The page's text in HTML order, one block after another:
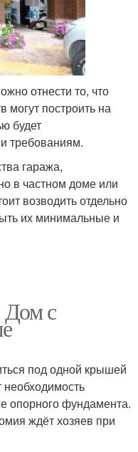
отнести то, что
могут построить на
будет
требованиям.
гаража,
в частном доме или
возводить отдельно
их минимальные и
Дом с
под одной крышей
необходимость
опорного фундамента.
ждёт хозяев при